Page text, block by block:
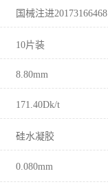
国械注进20173166468
10片装
8.80mm
171.40Dk/t
硅水凝胶
0.080mm